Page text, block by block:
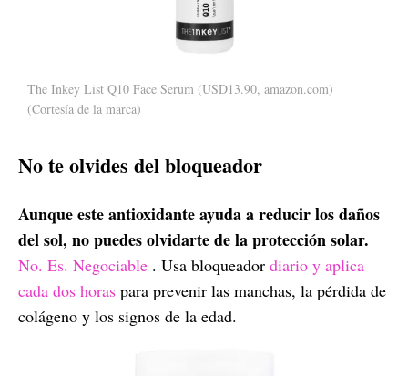
The Inkey List Q10 Face Serum (USD13.90, amazon.com)
(Cortesía de la marca)
No te olvides del bloqueador
Aunque este antioxidante ayuda a reducir los daños
del sol, no puedes olvidarte de la protección solar.
No. Es. Negociable . Usa bloqueador diario y aplica
cada dos horas para prevenir las manchas, la pérdida de
colágeno y los signos de la edad.